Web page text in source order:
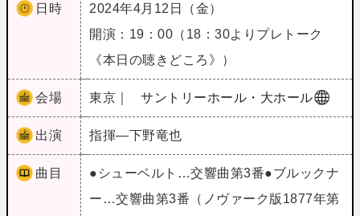
日時
2024年4月12日（金）
開演：19：00（18：30よりプレトーク
《本日の聴きどころ》）
会場 東京｜ サントリーホール・大ホール
出演 指揮―下野竜也
曲目
●シューベルト…交響曲第3番●ブルックナ
ー…交響曲第3番（ノヴァーク版1877年第